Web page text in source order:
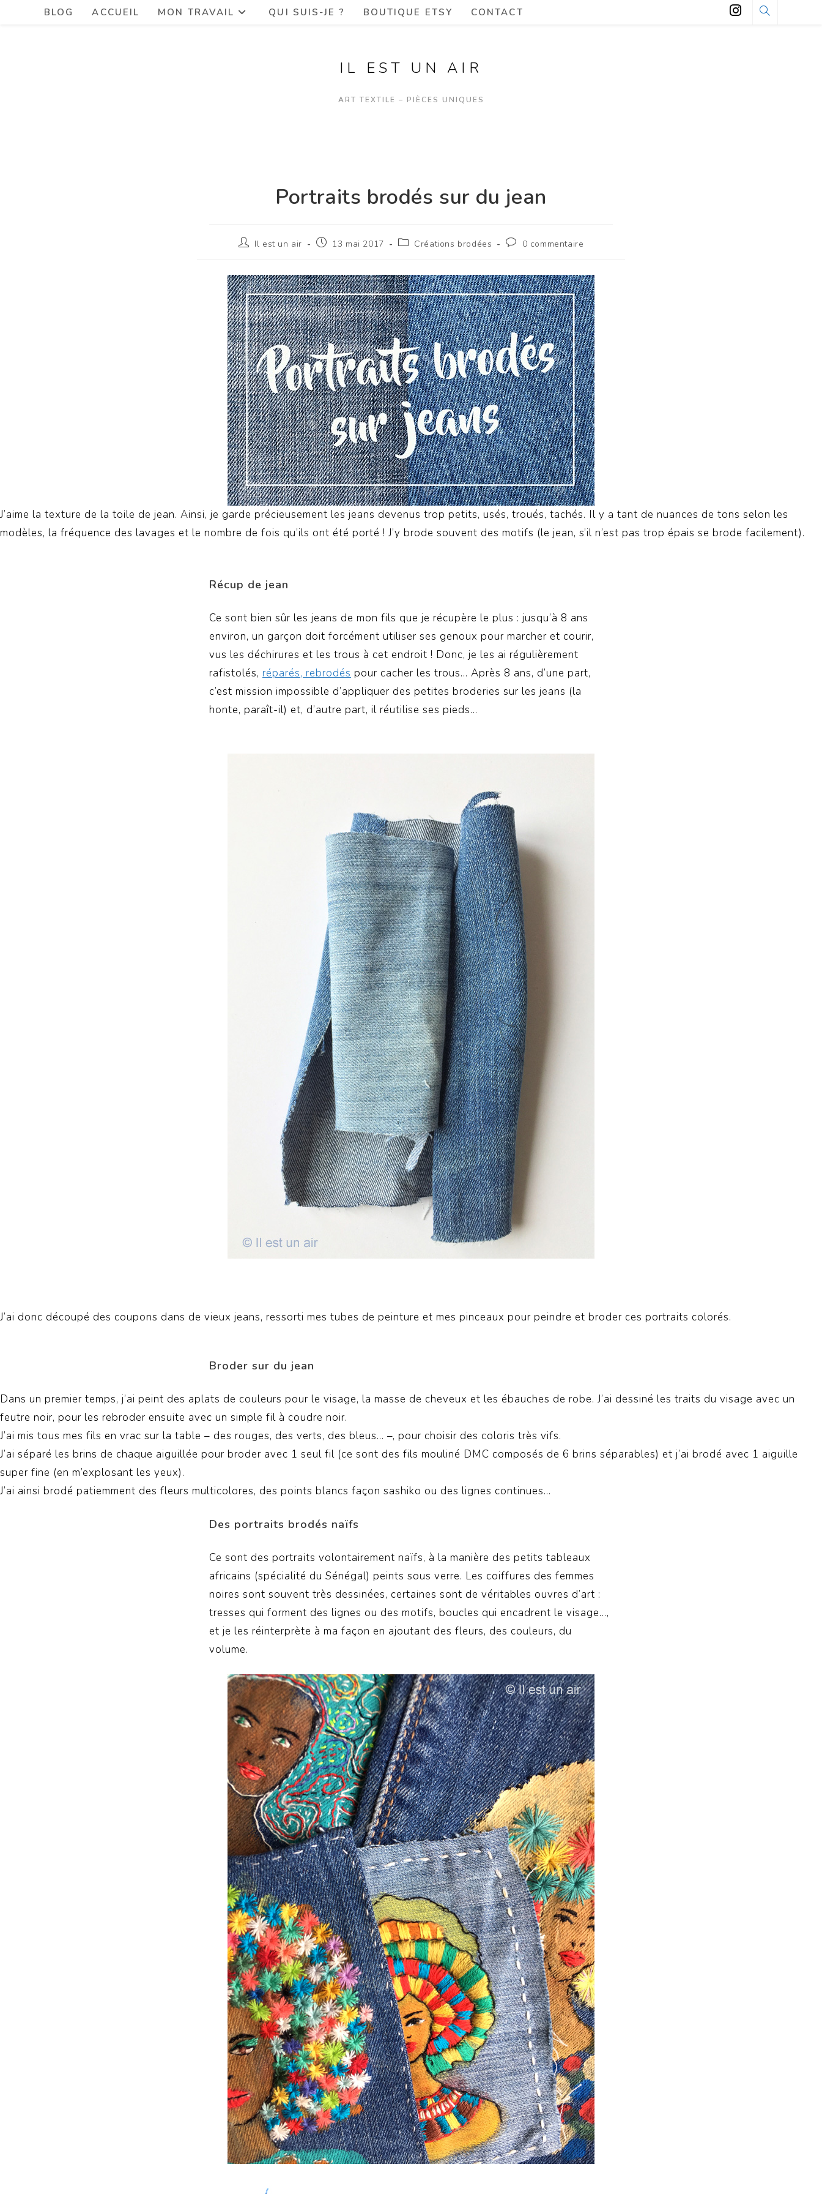
BLOG ACCUEIL MON TRAVAIL QUI SUIS-JE ? BOUTIQUE ETSY CONTACT
IL EST UN AIR
ART TEXTILE – PIÈCES UNIQUES
Portraits brodés sur du jean
Il est un air 13 mai 2017 Créations brodées 0 commentaire
J’aime la texture de la toile de jean. Ainsi, je garde précieusement les jeans devenus trop petits, usés, troués, tachés. Il y a tant de nuances de tons selon les
modèles, la fréquence des lavages et le nombre de fois qu’ils ont été porté ! J’y brode souvent des motifs (le jean, s’il n’est pas trop épais se brode facilement).
Récup de jean
Ce sont bien sûr les jeans de mon fils que je récupère le plus : jusqu’à 8 ans
environ, un garçon doit forcément utiliser ses genoux pour marcher et courir,
vus les déchirures et les trous à cet endroit ! Donc, je les ai régulièrement
rafistolés, réparés, rebrodés pour cacher les trous… Après 8 ans, d’une part,
c’est mission impossible d’appliquer des petites broderies sur les jeans (la
honte, paraît-il) et, d’autre part, il réutilise ses pieds…
J’ai donc découpé des coupons dans de vieux jeans, ressorti mes tubes de peinture et mes pinceaux pour peindre et broder ces portraits colorés.
Broder sur du jean
Dans un premier temps, j’ai peint des aplats de couleurs pour le visage, la masse de cheveux et les ébauches de robe. J’ai dessiné les traits du visage avec un
feutre noir, pour les rebroder ensuite avec un simple fil à coudre noir.
J’ai mis tous mes fils en vrac sur la table – des rouges, des verts, des bleus… –, pour choisir des coloris très vifs.
J’ai séparé les brins de chaque aiguillée pour broder avec 1 seul fil (ce sont des fils mouliné DMC composés de 6 brins séparables) et j’ai brodé avec 1 aiguille
super fine (en m’explosant les yeux).
J’ai ainsi brodé patiemment des fleurs multicolores, des points blancs façon sashiko ou des lignes continues…
Des portraits brodés naïfs
Ce sont des portraits volontairement naïfs, à la manière des petits tableaux
africains (spécialité du Sénégal) peints sous verre. Les coiffures des femmes
noires sont souvent très dessinées, certaines sont de véritables ouvres d’art :
tresses qui forment des lignes ou des motifs, boucles qui encadrent le visage…,
et je les réinterprète à ma façon en ajoutant des fleurs, des couleurs, du
volume.